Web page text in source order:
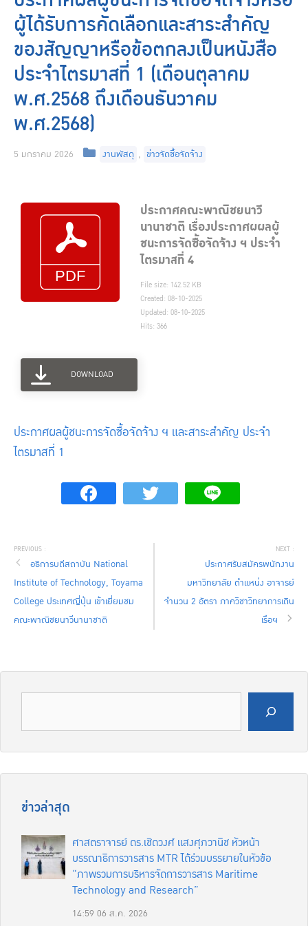
ผู้ได้รับการคัดเลือกและสาระสำคัญ
ของสัญญาหรือข้อตกลงเป็นหนังสือ
ประจำไตรมาสที่ 1 (เดือนตุลาคม
พ.ศ.2568 ถึงเดือนธันวาคม
พ.ศ.2568)
5 มกราคม 2026 Categories
งานพัสดุ , ข่าวจัดซื้อจัดจ้าง
ประกาศคณะพาณิชยนาวี
นานาชาติ เรื่องประกาศผผลผู้
ชนะการจัดซื้อจัดจ้าง ฯ ประจำ
ไตรมาสที่ 4
File size: 142.52 KB
Created: 08-10-2025
Updated: 08-10-2025
Hits: 366
DOWNLOAD
ประกาศผลผู้ชนะการจัดซื้อจัดจ้าง ฯ และสาระสำคัญ ประจำ
ไตรมาสที่ 1
อธิการบดีสถาบัน National
Institute of Technology, Toyama
College ประเทศญี่ปุ่น เข้าเยี่ยมชม
คณะพาณิชยนาวีนานาชาติ
ประกาศรับสมัครพนักงาน
มหาวิทยาลัย ตำแหน่ง อาจารย์
จำนวน 2 อัตรา ภาควิชาวิทยาการเดิน
เรือฯ
ข่าวล่าสุด
ศาสตราจารย์ ดร.เชิดวงศ์ แสงศุภวานิช หัวหน้า
บรรณาธิการวารสาร MTR ได้ร่วมบรรยายในหัวข้อ
“ภาพรวมการบริหารจัดการวารสาร Maritime
Technology and Research”
14:59 06 ส.ค. 2026